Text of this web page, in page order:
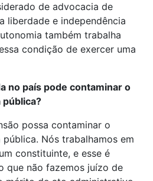
de advocacia de
liberdade e independência
também trabalha
condição de exercer uma
no país pode contaminar o
pública?
possa contaminar o
Nós trabalhamos em
constituinte, e esse é
que não fazemos juízo de